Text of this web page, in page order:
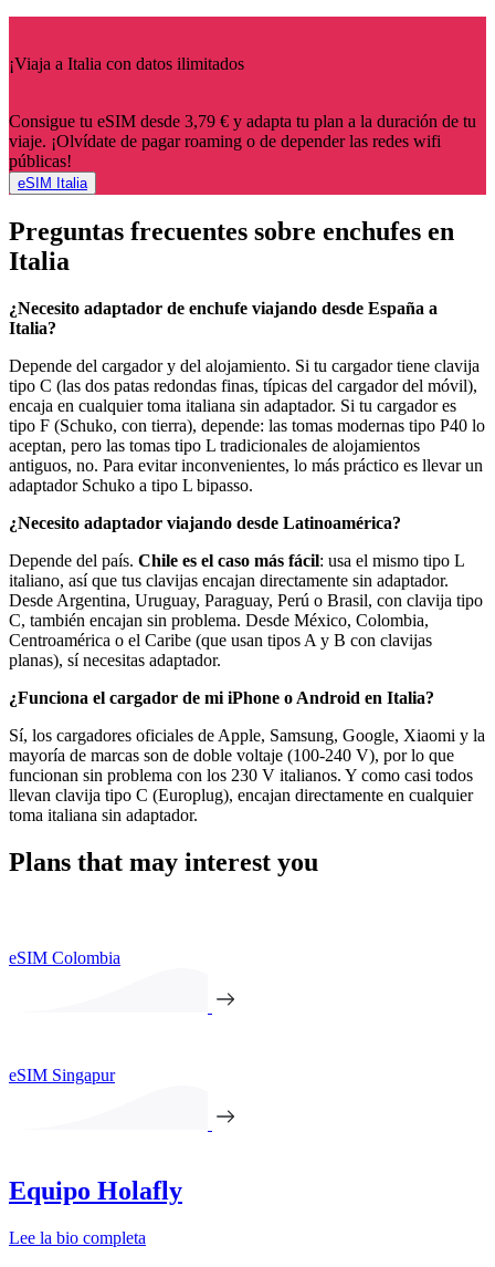
¡Viaja a Italia con datos ilimitados
Consigue tu eSIM desde 3,79 € y adapta tu plan a la duración de tu
viaje. ¡Olvídate de pagar roaming o de depender las redes wifi
públicas!
eSIM Italia
Preguntas frecuentes sobre enchufes en
Italia
¿Necesito adaptador de enchufe viajando desde España a
Italia?
Depende del cargador y del alojamiento. Si tu cargador tiene clavija
tipo C (las dos patas redondas finas, típicas del cargador del móvil),
encaja en cualquier toma italiana sin adaptador. Si tu cargador es
tipo F (Schuko, con tierra), depende: las tomas modernas tipo P40 lo
aceptan, pero las tomas tipo L tradicionales de alojamientos
antiguos, no. Para evitar inconvenientes, lo más práctico es llevar un
adaptador Schuko a tipo L bipasso.
¿Necesito adaptador viajando desde Latinoamérica?
Depende del país. Chile es el caso más fácil: usa el mismo tipo L
italiano, así que tus clavijas encajan directamente sin adaptador.
Desde Argentina, Uruguay, Paraguay, Perú o Brasil, con clavija tipo
C, también encajan sin problema. Desde México, Colombia,
Centroamérica o el Caribe (que usan tipos A y B con clavijas
planas), sí necesitas adaptador.
¿Funciona el cargador de mi iPhone o Android en Italia?
Sí, los cargadores oficiales de Apple, Samsung, Google, Xiaomi y la
mayoría de marcas son de doble voltaje (100-240 V), por lo que
funcionan sin problema con los 230 V italianos. Y como casi todos
llevan clavija tipo C (Europlug), encajan directamente en cualquier
toma italiana sin adaptador.
Plans that may interest you
eSIM Colombia
eSIM Singapur
Equipo Holafly
Lee la bio completa